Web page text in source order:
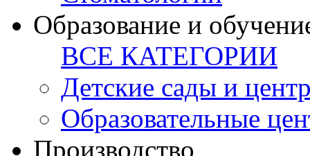
Образование и
ВСЕ КАТЕГОРИИ
Детские сады и
Образовательные
Производство